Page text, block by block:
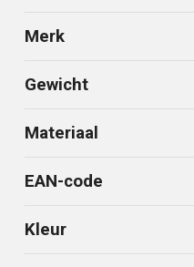
Merk
Gewicht
Materiaal
EAN-code
Kleur